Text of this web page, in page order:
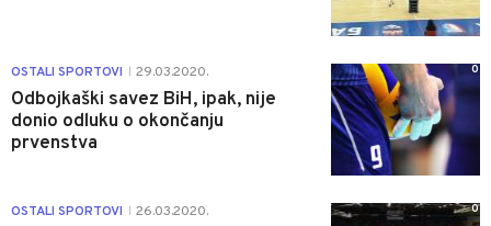
OSTALI SPORTOVI 29.03.2020.
Odbojkaški savez BiH, ipak, nije
donio odluku o okončanju
prvenstva
0
OSTALI SPORTOVI 26.03.2020. 0